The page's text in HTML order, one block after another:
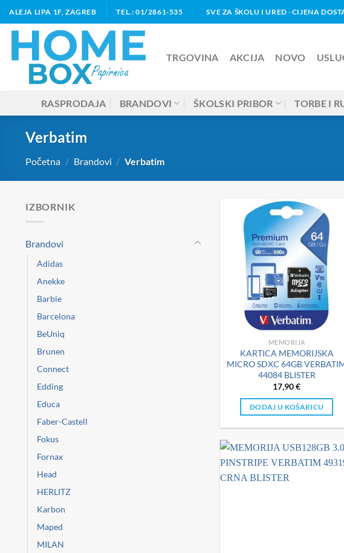
Skip
to
ALEJA LIPA 1F, ZAGREB TEL.: 01/2861-535 SVE ZA ŠKOLU I URED -CIJENA
TRGOVINA AKCIJA NOVO
RASPRODAJA BRANDOVI ŠKOLSKI PRIBOR TORBE I
Verbatim
Početna / Brandovi / Verbatim
IZBORNIK
Brandovi
Adidas
Anekke
Barbie
Barcelona
BeUniq
Brunen
Connect
Edding
Educa
Faber-Castell
Fokus
Fornax
Head
HERLITZ
Karbon
Maped
MILAN
MEMORIJA
KARTICA MEMORIJSKA
MICRO SDXC 64GB
44084 BLISTER
17,90€
DODAJ U KOŠARICU